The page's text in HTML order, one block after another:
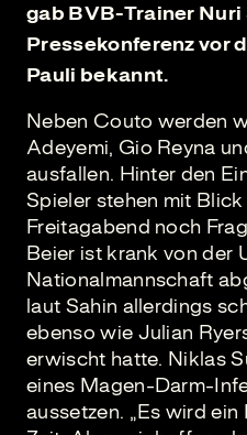
gab BVB-Trainer Nuri
Pressekonferenz vor
Pauli bekannt.
Neben Couto werden
Adeyemi, Gio Reyna
ausfallen. Hinter den
Spieler stehen mit
Freitagabend noch
Beier ist krank von der
Nationalmannschaft
laut Sahin allerdings
ebenso wie Julian
erwischt hatte. Niklas
eines Magen-Darm-
aussetzen. „Es wird